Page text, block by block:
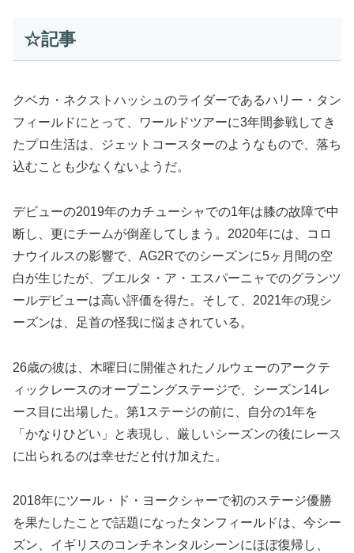
☆記事
クベカ・ネクストハッシュのライダーであるハリー・タン
フィールドにとって、ワールドツアーに3年間参戦してき
たプロ生活は、ジェットコースターのようなもので、落ち
込むことも少なくないようだ。
デビューの2019年のカチューシャでの1年は膝の故障で中
断し、更にチームが倒産してしまう。2020年には、コロ
ナウイルスの影響で、AG2Rでのシーズンに5ヶ月間の空
白が生じたが、ブエルタ・ア・エスパーニャでのグランツ
ールデビューは高い評価を得た。そして、2021年の現シ
ーズンは、足首の怪我に悩まされている。
26歳の彼は、木曜日に開催されたノルウェーのアークテ
ィックレースのオープニングステージで、シーズン14レ
ース目に出場した。第1ステージの前に、自分の1年を
「かなりひどい」と表現し、厳しいシーズンの後にレース
に出られるのは幸せだと付け加えた。
2018年にツール・ド・ヨークシャーで初のステージ優勝
を果たしたことで話題になったタンフィールドは、今シー
ズン、イギリスのコンチネンタルシーンにほぼ復帰し、